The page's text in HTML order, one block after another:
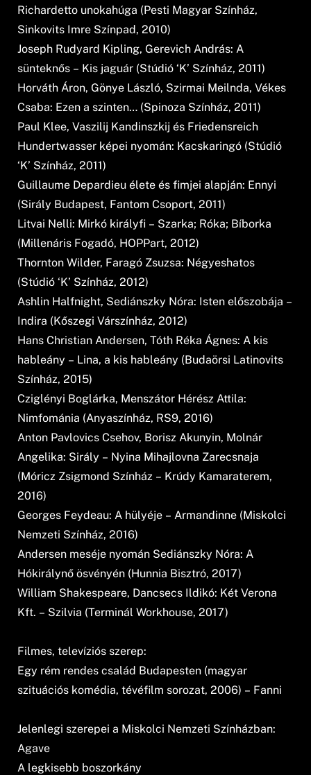
Richardetto unokahúga (Pesti Magyar Színház,
Sinkovits Imre Színpad, 2010)
Joseph Rudyard Kipling, Gerevich András: A
sünteknős – Kis jaguár (Stúdió ‘K’ Színház, 2011)
Horváth Áron, Gönye László, Szirmai Meilnda, Vékes
Csaba: Ezen a szinten… (Spinoza Színház, 2011)
Paul Klee, Vaszilij Kandinszkij és Friedensreich
Hundertwasser képei nyomán: Kacskaringó (Stúdió
‘K’ Színház, 2011)
Guillaume Depardieu élete és fimjei alapján: Ennyi
(Sirály Budapest, Fantom Csoport, 2011)
Litvai Nelli: Mirkó királyfi – Szarka; Róka; Bíborka
(Millenáris Fogadó, HOPPart, 2012)
Thornton Wilder, Faragó Zsuzsa: Négyeshatos
(Stúdió ‘K’ Színház, 2012)
Ashlin Halfnight, Sediánszky Nóra: Isten előszobája –
Indira (Kőszegi Várszínház, 2012)
Hans Christian Andersen, Tóth Réka Ágnes: A kis
hableány – Lina, a kis hableány (Budaörsi Latinovits
Színház, 2015)
Cziglényi Boglárka, Menszátor Hérész Attila:
Nimfománia (Anyaszínház, RS9, 2016)
Anton Pavlovics Csehov, Borisz Akunyin, Molnár
Angelika: Sirály – Nyina Mihajlovna Zarecsnaja
(Móricz Zsigmond Színház – Krúdy Kamaraterem,
2016)
Georges Feydeau: A hülyéje – Armandinne (Miskolci
Nemzeti Színház, 2016)
Andersen meséje nyomán Sediánszky Nóra: A
Hókirálynő ösvényén (Hunnia Bisztró, 2017)
William Shakespeare, Dancsecs Ildikó: Két Verona
Kft. – Szilvia (Terminál Workhouse, 2017)
Filmes, televíziós szerep:
Egy rém rendes család Budapesten (magyar
szituációs komédia, tévéfilm sorozat, 2006) – Fanni
Jelenlegi szerepei a Miskolci Nemzeti Színházban:
Agave
A legkisebb boszorkány